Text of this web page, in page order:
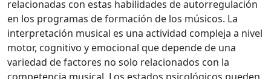
relacionadas con estas habilidades de autorregulación
en los programas de formación de los músicos. La
interpretación musical es una actividad compleja a nivel
motor, cognitivo y emocional que depende de una
variedad de factores no solo relacionados con la